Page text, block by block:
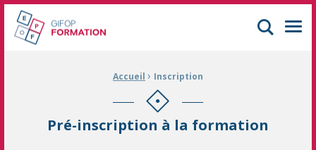
GIFOP Formation Centre de formation continue à Mulhouse
Accueil › Inscription
Pré-inscription à la formation